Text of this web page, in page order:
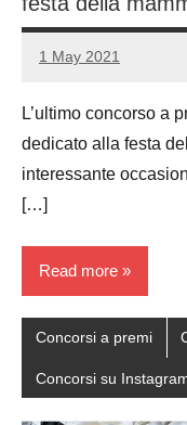
1 May 2021
Luca
No
L’ultimo concorso a
dedicato alla festa
interessante
[…]
Read more
Concorsi a premi
Concorsi su